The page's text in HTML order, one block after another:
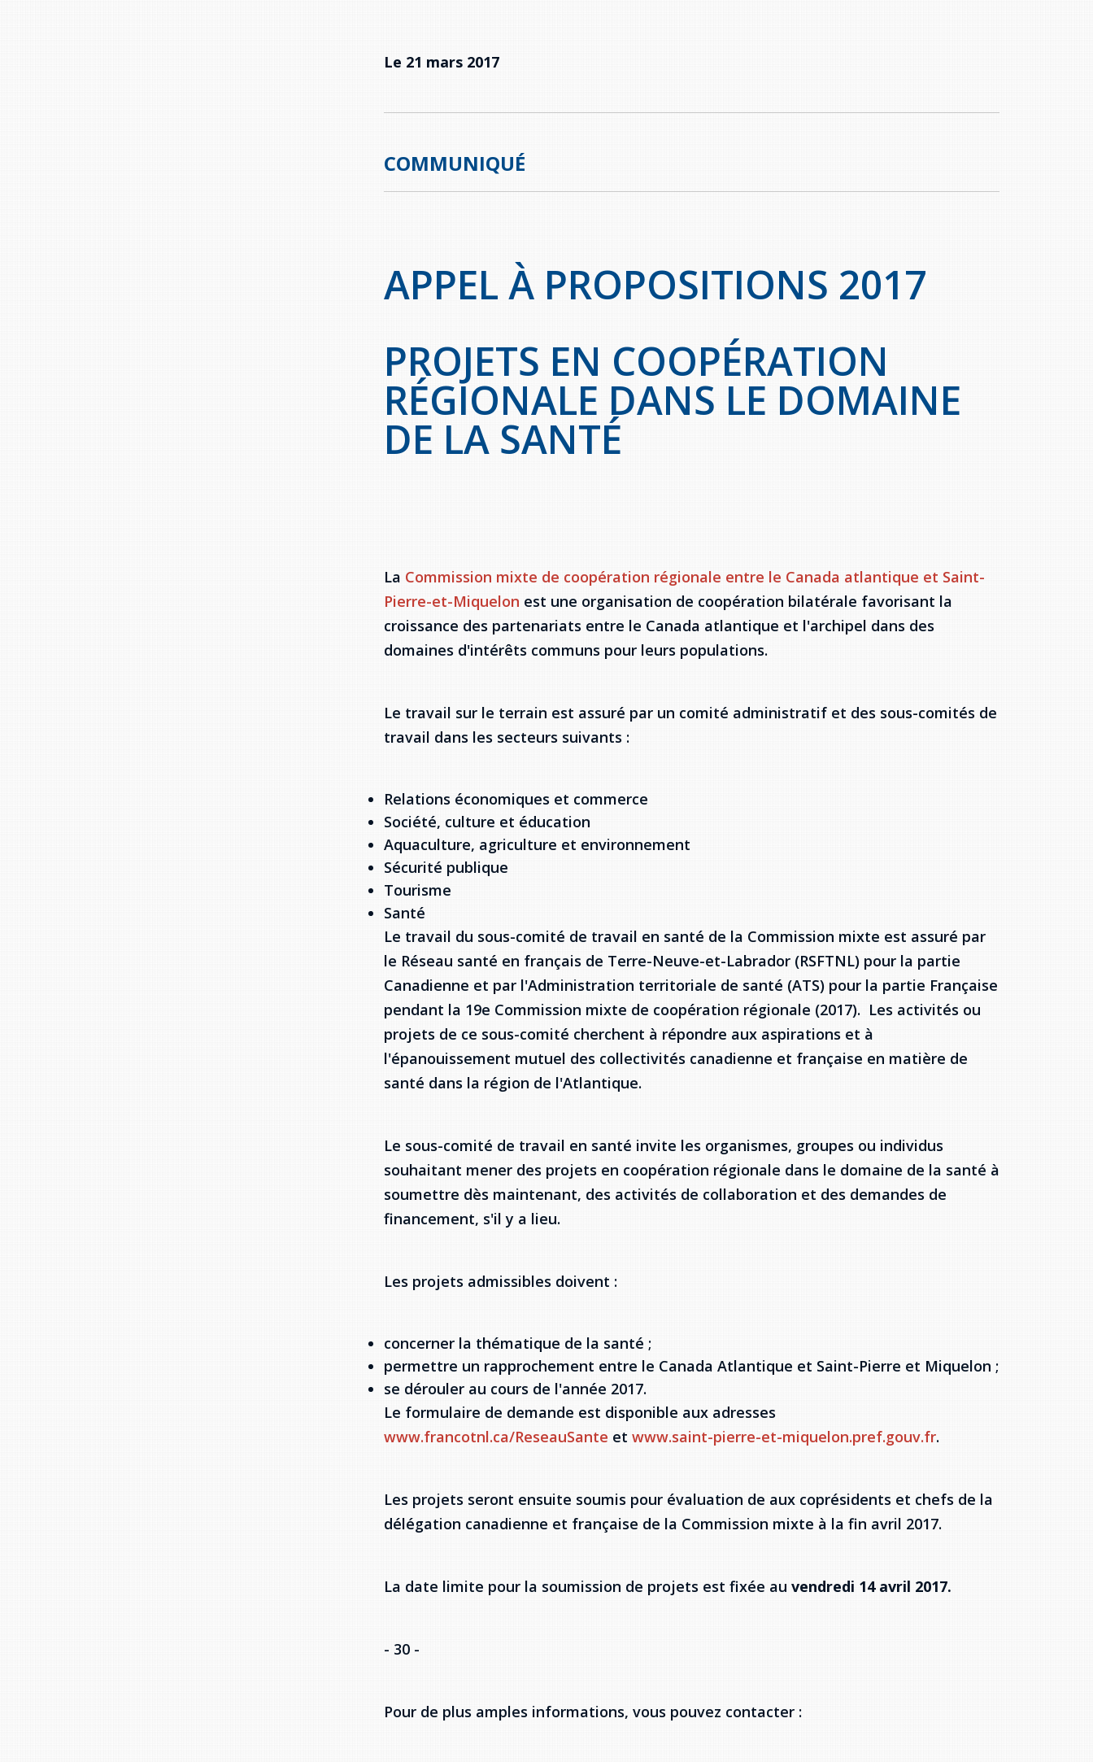
Le 21 mars 2017
COMMUNIQUÉ
APPEL À PROPOSITIONS 2017
PROJETS EN COOPÉRATION
RÉGIONALE DANS LE DOMAINE
DE LA SANTÉ
La Commission mixte de coopération régionale entre le Canada atlantique et Saint-
Pierre-et-Miquelon est une organisation de coopération bilatérale favorisant la
croissance des partenariats entre le Canada atlantique et l'archipel dans des
domaines d'intérêts communs pour leurs populations.
Le travail sur le terrain est assuré par un comité administratif et des sous-comités de
travail dans les secteurs suivants :
Relations économiques et commerce
Société, culture et éducation
Aquaculture, agriculture et environnement
Sécurité publique
Tourisme
Santé
Le travail du sous-comité de travail en santé de la Commission mixte est assuré par
le Réseau santé en français de Terre-Neuve-et-Labrador (RSFTNL) pour la partie
Canadienne et par l'Administration territoriale de santé (ATS) pour la partie Française
pendant la 19e Commission mixte de coopération régionale (2017). Les activités ou
projets de ce sous-comité cherchent à répondre aux aspirations et à
l'épanouissement mutuel des collectivités canadienne et française en matière de
santé dans la région de l'Atlantique.
Le sous-comité de travail en santé invite les organismes, groupes ou individus
souhaitant mener des projets en coopération régionale dans le domaine de la santé à
soumettre dès maintenant, des activités de collaboration et des demandes de
financement, s'il y a lieu.
Les projets admissibles doivent :
concerner la thématique de la santé ;
permettre un rapprochement entre le Canada Atlantique et Saint-Pierre et Miquelon ;
se dérouler au cours de l'année 2017.
Le formulaire de demande est disponible aux adresses
www.francotnl.ca/ReseauSante et www.saint-pierre-et-miquelon.pref.gouv.fr.
Les projets seront ensuite soumis pour évaluation de aux coprésidents et chefs de la
délégation canadienne et française de la Commission mixte à la fin avril 2017.
La date limite pour la soumission de projets est fixée au vendredi 14 avril 2017.
- 30 -
Pour de plus amples informations, vous pouvez contacter :